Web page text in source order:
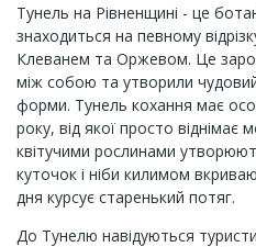
Тунель на Рівненщині - це
знаходиться на певному
Клеванем та Оржевом. Це
між собою та утворили
форми. Тунель кохання має
року, від якої просто віднімає
квітучими рослинами
куточок і ніби килимом
дня курсує старенький потяг.
До Тунелю навідуються